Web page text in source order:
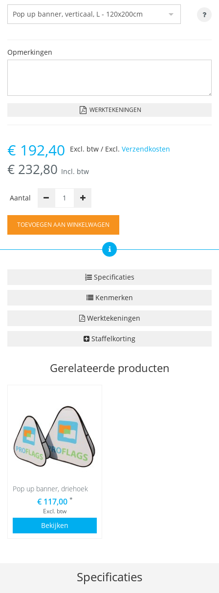
Opmerkingen
WERKTEKENINGEN
€ 192,40
€ 232,80 Incl. btw
Excl. btw / Excl. Verzendkosten
Aantal
TOEVOEGEN AAN WINKELWAGEN
Specificaties
Kenmerken
Werktekeningen
Staffelkorting
Gerelateerde producten
Pop up banner, driehoek
€ 117,00 *
Excl. btw
Bekijken
Specificaties